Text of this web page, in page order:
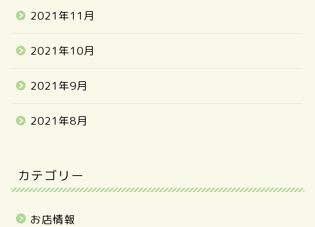
2021年11月
2021年10月
2021年9月
2021年8月
カテゴリー
お店情報